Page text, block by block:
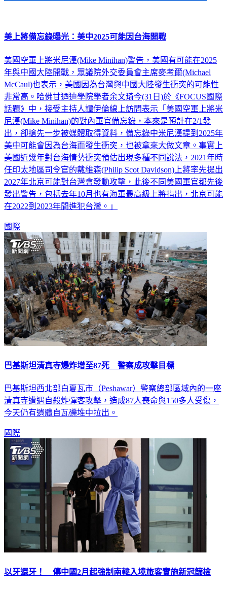
美上將備忘錄曝光：美中2025可能因台海開戰
美國空軍上將米尼漢(Mike Minihan)警告，美國有可能在2025
年與中國大陸開戰，眾議院外交委員會主席麥考爾(Michael
McCaul)也表示，美國因為台灣與中國大陸發生衝突的可能性
非常高。哈佛甘迺迪學院學者余文琦今(31日)於《FOCUS國際
話題》中，接受主持人譚伊倫線上訪問表示「美國空軍上將米
尼漢(Mike Minihan)的對內軍官備忘錄，本來是預計在2/1發
出，卻搶先一步被媒體取得資料，備忘錄中米尼漢提到2025年
美中可能會因為台海而發生衝突，也被拿來大做文章。事實上
美國近幾年對台海情勢衝突預估出現多種不同說法，2021年時
任印太地區司令官的戴維森(Philip Scot Davidson)上將率先提出
2027年北京可能對台灣會發動攻擊，此後不同美國軍官都先後
發出警告，包括去年10月也有海軍最高級上將指出，北京可能
在2022到2023年間進犯台灣。」
國際
巴基斯坦清真寺爆炸增至87死 警察成攻擊目標
巴基斯坦西北部白夏瓦市（Peshawar）警察總部區域內的一座
清真寺遭遇自殺炸彈客攻擊，造成87人喪命與150多人受傷，
今天仍有遺體自瓦礫堆中拉出。
國際
以牙還牙！ 傳中國2月起強制南韓入境旅客實施新冠篩檢